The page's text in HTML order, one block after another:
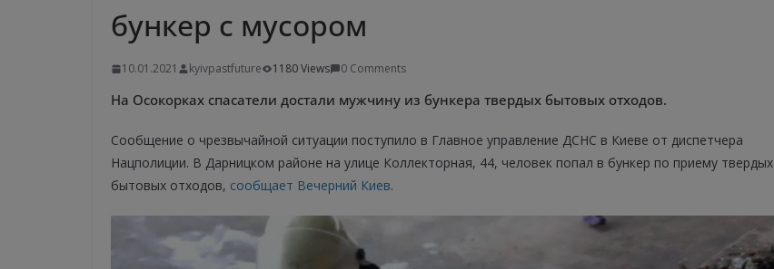
бункер с мусором
10.01.2021 kyivpastfuture 1180 Views 0 Comments
На Осокорках спасатели достали мужчину из бункера твердых бытовых отходов.
Сообщение о чрезвычайной ситуации поступило в Главное управление ДСНС в Киеве от диспетчера
Нацполиции. В Дарницком районе на улице Коллекторная, 44, человек попал в бункер по приему твердых
бытовых отходов, сообщает Вечерний Киев.